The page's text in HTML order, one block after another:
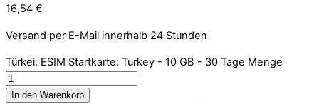
16,54 €
Versand per E-Mail innerhalb 24 Stunden
Türkei: ESIM Startkarte: Turkey - 10 GB - 30 Tage Menge
In den Warenkorb